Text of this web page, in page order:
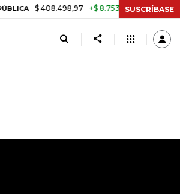
$ 408.498,97 +$ 8.753,81 +2,19% TASA DE
SUSCRÍBASE